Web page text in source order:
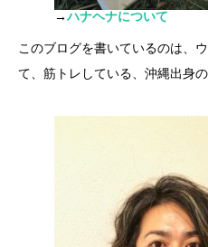
→ハナヘナについて
このブログを書いているのは、
て、筋トレしている、沖縄出身の